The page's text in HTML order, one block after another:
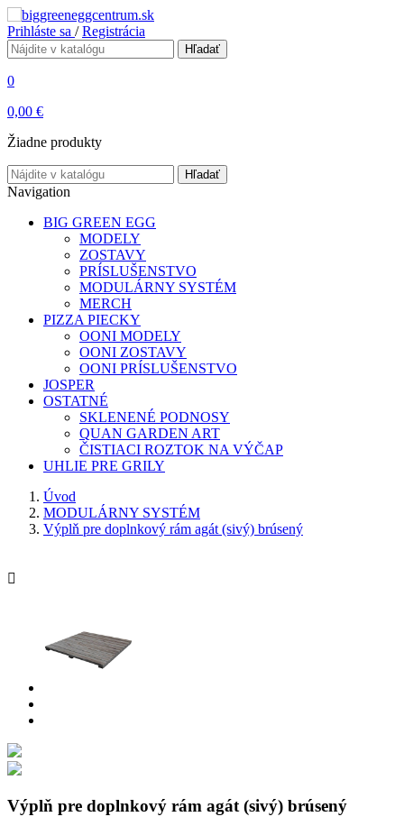
Prihláste sa /Registrácia
Hľadať
0
0,00 €
Žiadne produkty
Hľadať
Navigation
BIG GREEN EGG
MODELY
ZOSTAVY
PRÍSLUŠENSTVO
MODULÁRNY SYSTÉM
MERCH
PIZZA PIECKY
OONI MODELY
OONI ZOSTAVY
OONI PRÍSLUŠENSTVO
JOSPER
OSTATNÉ
SKLENENÉ PODNOSY
QUAN GARDEN ART
ČISTIACI ROZTOK NA VÝČAP
UHLIE PRE GRILY
Úvod
MODULÁRNY SYSTÉM
Výplň pre doplnkový rám agát (sivý) brúsený

Výplň pre doplnkový rám agát (sivý) brúsený